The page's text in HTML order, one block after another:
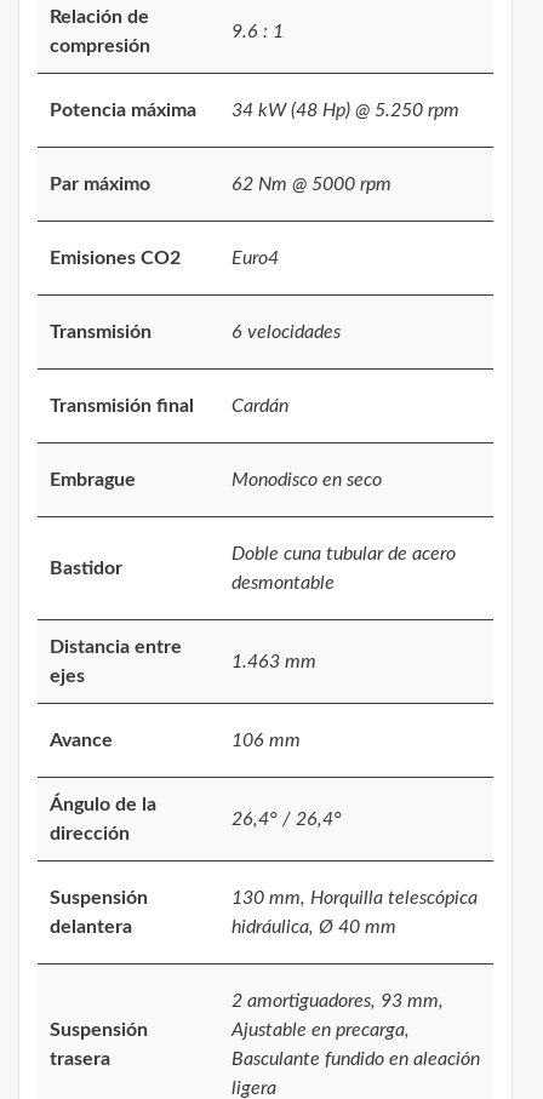
Relación de
compresión
9.6 : 1
Potencia máxima 34 kW (48 Hp) @ 5.250 rpm
Par máximo 62 Nm @ 5000 rpm
Emisiones CO2 Euro4
Transmisión 6 velocidades
Transmisión final Cardán
Embrague Monodisco en seco
Bastidor
Doble cuna tubular de acero
desmontable
Distancia entre
ejes
1.463 mm
Avance 106 mm
Ángulo de la
dirección
26,4° / 26,4°
Suspensión
delantera
130 mm, Horquilla telescópica
hidráulica, Ø 40 mm
Suspensión
trasera
2 amortiguadores, 93 mm,
Ajustable en precarga,
Basculante fundido en aleación
ligera